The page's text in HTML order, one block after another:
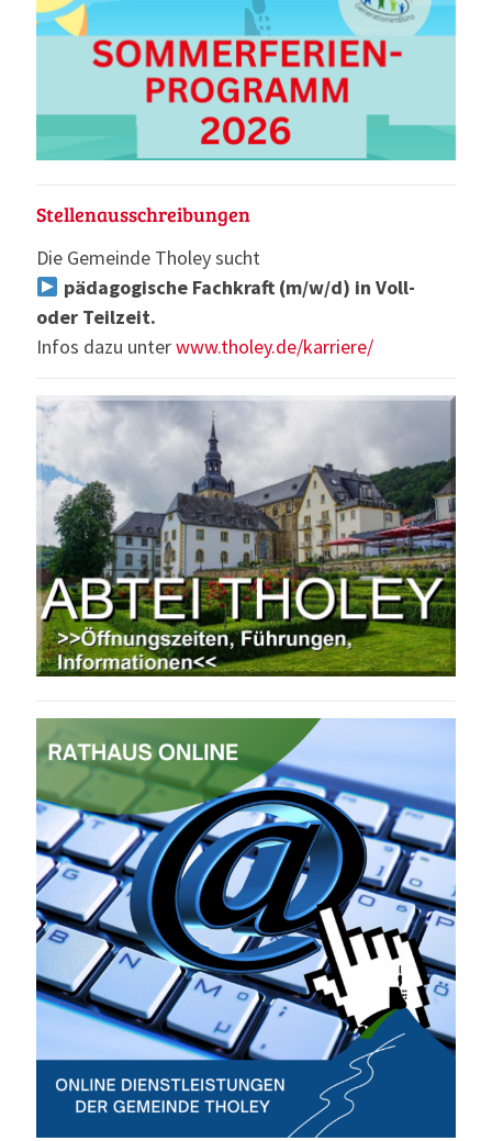
Stellenausschreibungen
Die Gemeinde Tholey sucht
pädagogische Fachkraft (m/w/d) in Voll-
oder Teilzeit.
Infos dazu unterwww.tholey.de/karriere/